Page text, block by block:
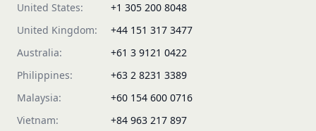
United States:
+1 305 200 8048
United Kingdom:
+44 151 317 3477
Australia:
+61 3 9121 0422
Philippines:
+63 2 8231 3389
Malaysia:
+60 154 600 0716
Vietnam:
+84 963 217 897